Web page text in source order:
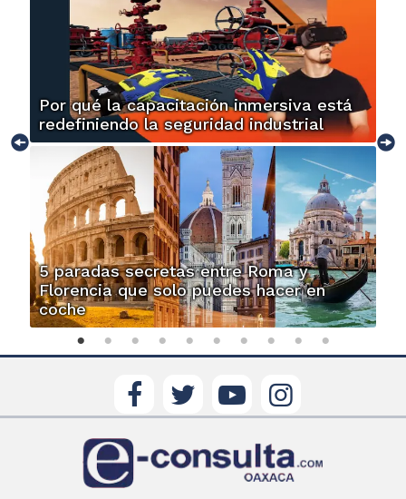
Por qué la capacitación inmersiva está
redefiniendo la seguridad industrial
5 paradas secretas entre Roma y
Florencia que solo puedes hacer en
coche